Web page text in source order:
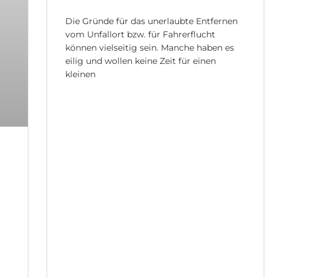
Die Gründe für das unerlaubte Entfernen
vom Unfallort bzw. für Fahrerflucht
können vielseitig sein. Manche haben es
eilig und wollen keine Zeit für einen
kleinen